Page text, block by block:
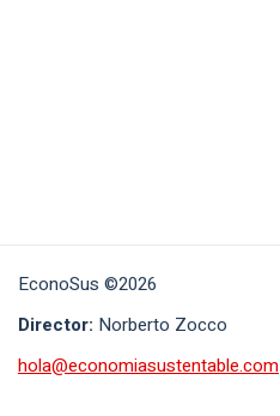
EconoSus ©2026
Director: Norberto Zocco
hola@economiasustentable.com